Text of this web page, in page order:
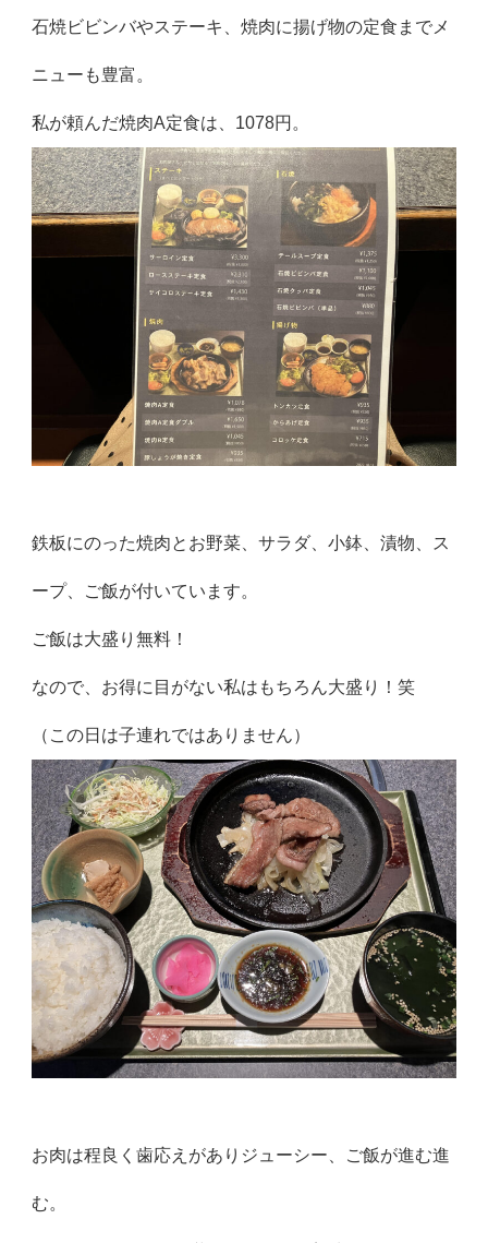
石焼ビビンバやステーキ、焼肉に揚げ物の定食までメ
ニューも豊富。
私が頼んだ焼肉A定食は、1078円。
鉄板にのった焼肉とお野菜、サラダ、小鉢、漬物、ス
ープ、ご飯が付いています。
ご飯は大盛り無料！
なので、お得に目がない私はもちろん大盛り！笑
（この日は子連れではありません）
お肉は程良く歯応えがありジューシー、ご飯が進む進
む。